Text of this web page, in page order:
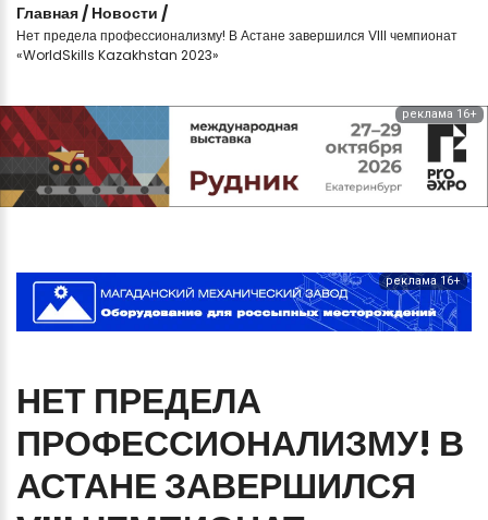
Главная / Новости /
Нет предела профессионализму! В Астане завершился VIII чемпионат
«WorldSkills Kazakhstan 2023»
реклама 16+
реклама 16+
НЕТ ПРЕДЕЛА
ПРОФЕССИОНАЛИЗМУ! В
АСТАНЕ ЗАВЕРШИЛСЯ